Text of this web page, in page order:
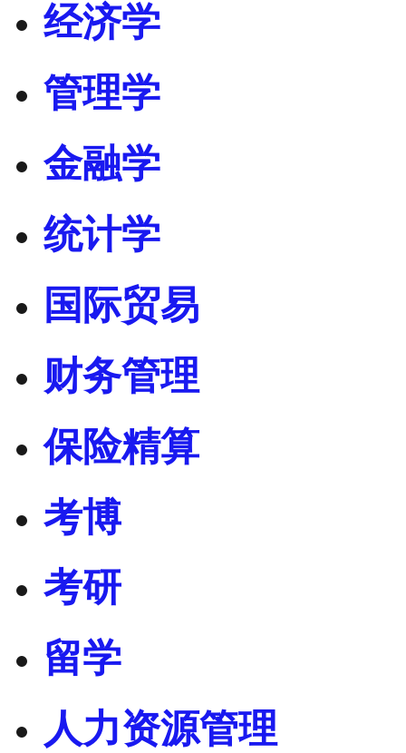
经济学
管理学
金融学
统计学
国际贸易
财务管理
保险精算
考博
考研
留学
人力资源管理